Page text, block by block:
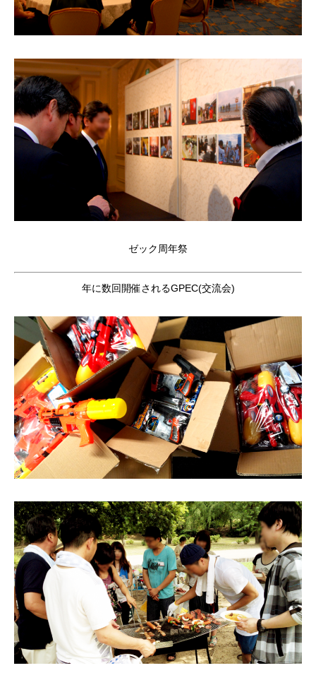
ゼック周年祭
年に数回開催されるGPEC(交流会)